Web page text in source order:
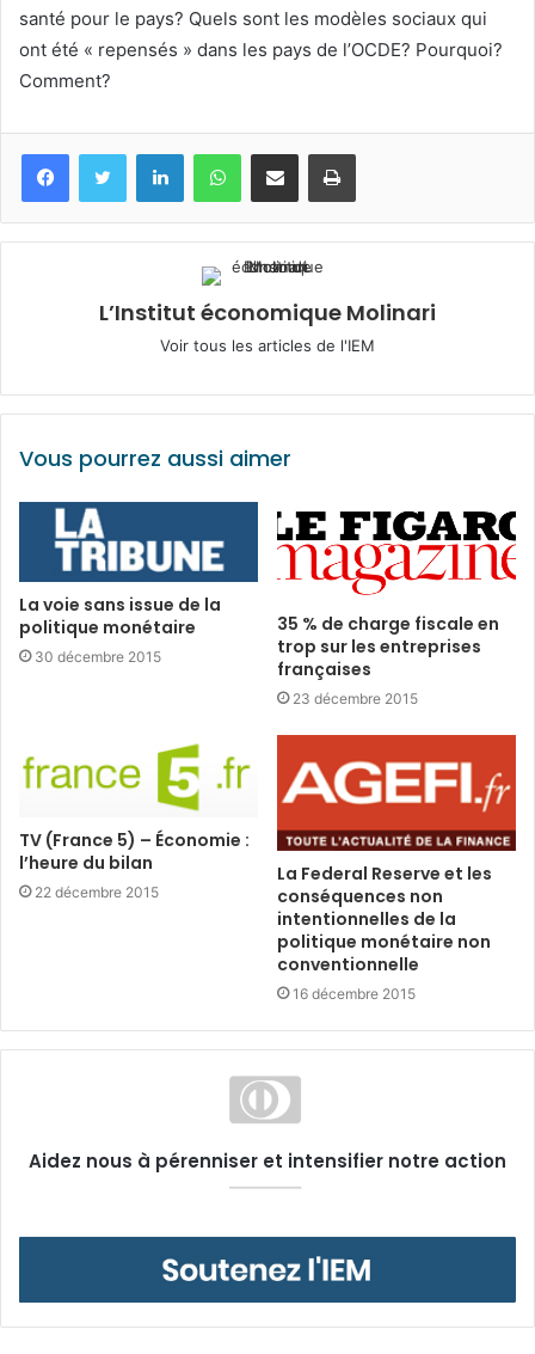
santé pour le pays? Quels sont les modèles sociaux qui
ont été « repensés » dans les pays de l’OCDE? Pourquoi?
Comment?
FacebookTwitter LinkedinWhatsApp
Partagez par mail Imprimez
L’Institut économique Molinari
Voir tous les articles de l'IEM
Vous pourrez aussi aimer
La voie sans issue de la
politique monétaire
30 décembre 2015
35 % de charge fiscale en
trop sur les entreprises
françaises
23 décembre 2015
TV (France 5) – Économie :
l’heure du bilan
22 décembre 2015
La Federal Reserve et les
conséquences non
intentionnelles de la
politique monétaire non
conventionnelle
16 décembre 2015
Aidez nous à pérenniser et intensifier notre action